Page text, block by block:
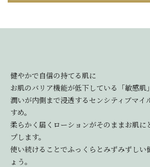
健やかで自信の持てる肌に
お肌のバリア機能が低下している「敏感肌
潤いが内側まで浸透するセンシティブマイ
すめ。
柔らかく届くローションがそのままお肌に
プします。
使い続けることでふっくらとみずみずしい
ょう。